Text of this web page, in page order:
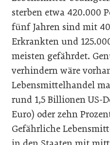
sterben etwa 420.000
fünf Jahren sind mit
Erkrankten und
meisten gefährdet.
verhindern wäre
Lebensmittelhandel
rund 1,5 Billionen US-
Euro) oder zehn
Gefährliche